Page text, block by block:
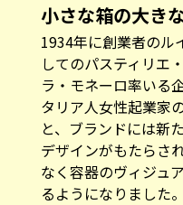
小さな箱の大き
1934年に創業者のル
してのパスティリエ
ラ・モネーロ率いる
タリア人女性起業家
と、ブランドには新
デザインがもたらさ
なく容器のヴィジュ
るようになりました。